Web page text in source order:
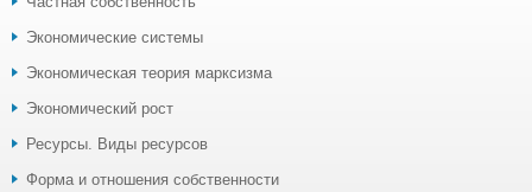
Экономические системы
Экономическая теория марксизма
Экономический рост
Ресурсы. Виды ресурсов
Форма и отношения собственности